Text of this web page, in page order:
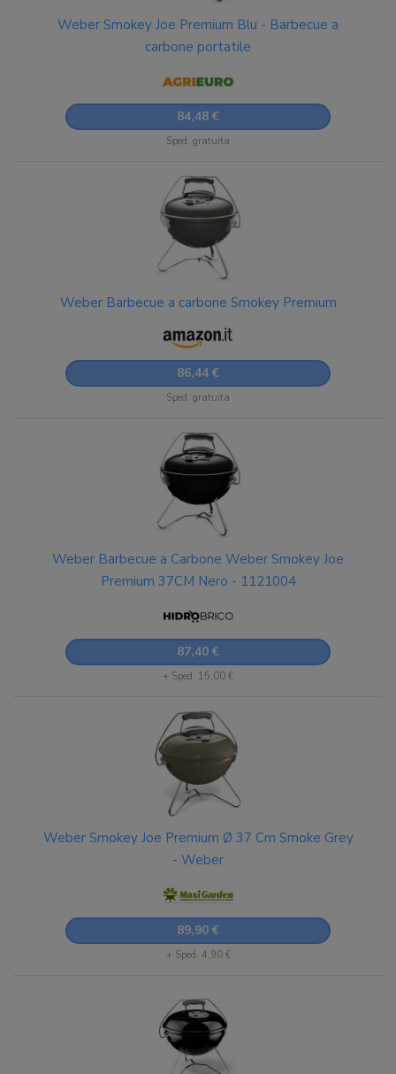
Weber Smokey Joe Premium Blu - Barbecue a
carbone portatile
84,48 €
Sped. gratuita
Weber Barbecue a carbone Smokey Premium
86,44 €
Sped. gratuita
Weber Barbecue a Carbone Weber Smokey Joe
Premium 37CM Nero - 1121004
87,40 €
+ Sped. 15,00 €
Weber Smokey Joe Premium Ø 37 Cm Smoke Grey
- Weber
89,90 €
+ Sped. 4,90 €